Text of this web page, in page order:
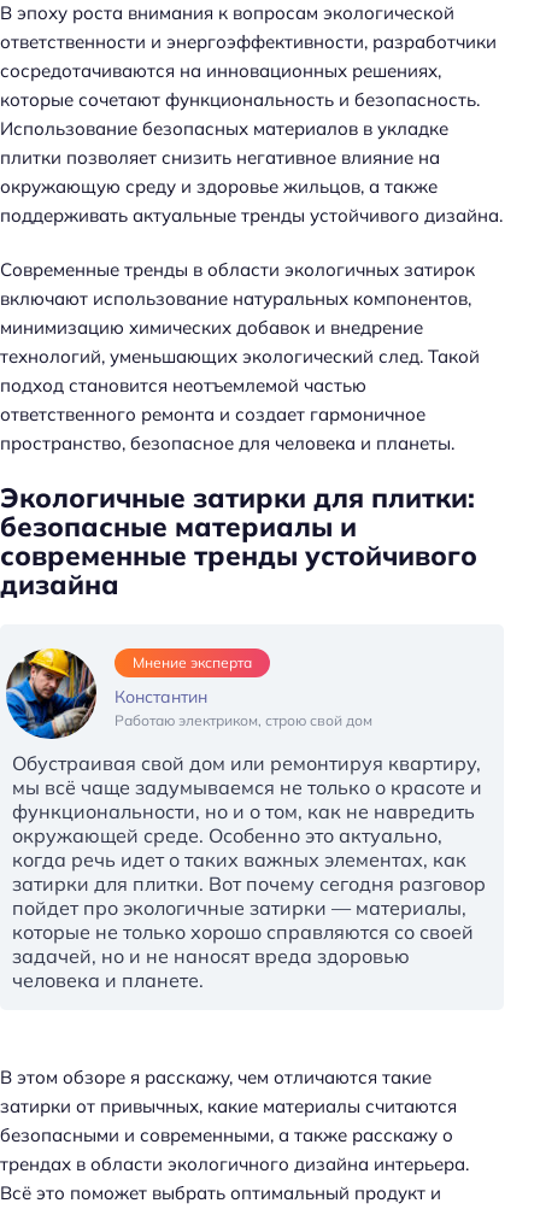
В эпоху роста внимания к вопросам экологической
ответственности и энергоэффективности, разработчики
сосредотачиваются на инновационных решениях,
которые сочетают функциональность и безопасность.
Использование безопасных материалов в укладке
плитки позволяет снизить негативное влияние на
окружающую среду и здоровье жильцов, а также
поддерживать актуальные тренды устойчивого дизайна.
Современные тренды в области экологичных затирок
включают использование натуральных компонентов,
минимизацию химических добавок и внедрение
технологий, уменьшающих экологический след. Такой
подход становится неотъемлемой частью
ответственного ремонта и создает гармоничное
пространство, безопасное для человека и планеты.
Экологичные затирки для плитки:
безопасные материалы и
современные тренды устойчивого
дизайна
Мнение эксперта
Константин
Работаю электриком, строю свой дом
Обустраивая свой дом или ремонтируя квартиру,
мы всё чаще задумываемся не только о красоте и
функциональности, но и о том, как не навредить
окружающей среде. Особенно это актуально,
когда речь идет о таких важных элементах, как
затирки для плитки. Вот почему сегодня разговор
пойдет про экологичные затирки — материалы,
которые не только хорошо справляются со своей
задачей, но и не наносят вреда здоровью
человека и планете.
В этом обзоре я расскажу, чем отличаются такие
затирки от привычных, какие материалы считаются
безопасными и современными, а также расскажу о
трендах в области экологичного дизайна интерьера.
Всё это поможет выбрать оптимальный продукт и